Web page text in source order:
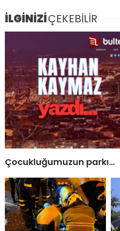
İLGİNİZİÇEKEBİLİR
Çocukluğumuzun parkı…